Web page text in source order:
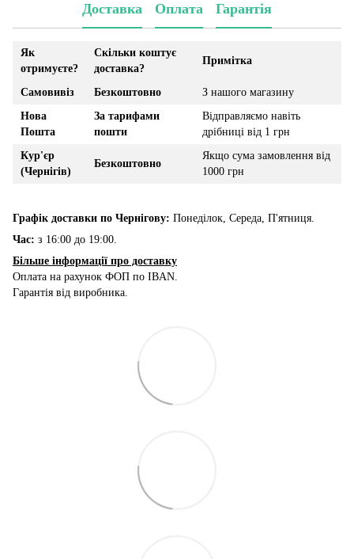
Доставка Оплата Гарантія
Як
отримуєте?
Скільки коштує
доставка?
Примітка
Самовивіз Безкоштовно
З нашого магазину
Нова
Пошта
За тарифами
пошти
Відправляємо навіть
дрібниці від 1 грн
Кур'єр
(Чернігів)
Безкоштовно
Якщо сума замовлення від
1000 грн
Графік доставки по Чернігову: Понеділок, Середа, П'ятниця.
Час: з 16:00 до 19:00.
Більше інформації про доставку
Оплата на рахунок ФОП по IBAN.
Гарантія від виробника.